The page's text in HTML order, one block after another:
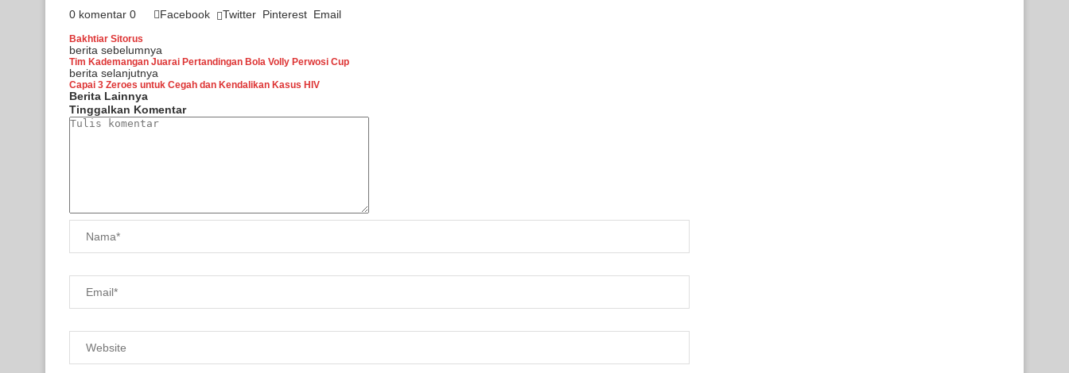
0 komentar 0 Facebook Twitter Pinterest Email
Bakhtiar Sitorus
berita sebelumnya
Tim Kademangan Juarai Pertandingan Bola Volly Perwosi Cup
berita selanjutnya
Capai 3 Zeroes untuk Cegah dan Kendalikan Kasus HIV
Berita Lainnya
Tinggalkan Komentar